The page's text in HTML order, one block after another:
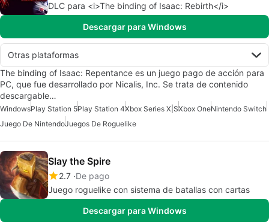
DLC para <i>The binding of Isaac: Rebirth</i>
Descargar para Windows
Otras plataformas
The binding of Isaac: Repentance es un juego pago de acción para
PC, que fue desarrollado por Nicalis, Inc. Se trata de contenido
descargable…
WindowsPlay Station 5Play Station 4Xbox Series X|SXbox OneNintendo Switch
Juego De NintendoJuegos De Roguelike
Slay the Spire
2.7 De pago
Juego roguelike con sistema de batallas con cartas
Descargar para Windows